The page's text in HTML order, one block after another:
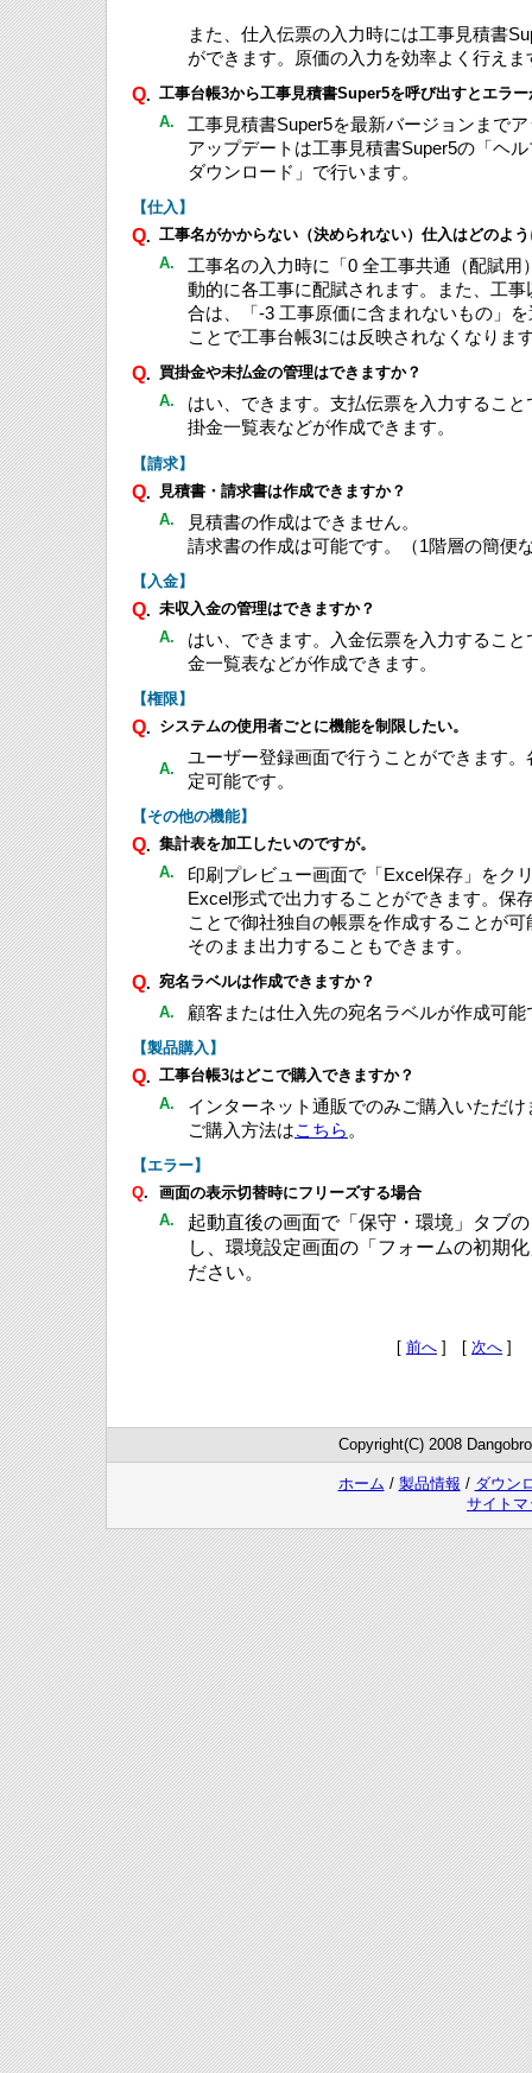
また、仕入伝票の入力時には工事見積書
ができます。原価の入力を効率よく行えま
Q. 工事台帳3から工事見積書Super5を呼び出すとエラー
A.
工事見積書Super5を最新バージョンまで
アップデートは工事見積書Super5の「ヘ
ダウンロード」で行います。
【仕入】
Q. 工事名がかからない（決められない）仕入はどのよ
A.
工事名の入力時に「0 全工事共通（配賦用
動的に各工事に配賦されます。また、工
合は、「-3 工事原価に含まれないもの」
ことで工事台帳3には反映されなくなりま
Q. 買掛金や未払金の管理はできますか？
A.
はい、できます。支払伝票を入力するこ
掛金一覧表などが作成できます。
【請求】
Q.
見積書・請求書は作成できますか？
A.
見積書の作成はできません。
請求書の作成は可能です。（1階層の簡便
【入金】
Q. 未収入金の管理はできますか？
A.
はい、できます。入金伝票を入力するこ
金一覧表などが作成できます。
【権限】
Q. システムの使用者ごとに機能を制限したい。
A.
ユーザー登録画面で行うことができます
定可能です。
【その他の機能】
Q. 集計表を加工したいのですが。
A.
印刷プレビュー画面で「Excel保存」をク
Excel形式で出力することができます。保
ことで御社独自の帳票を作成することが
そのまま出力することもできます。
Q. 宛名ラベルは作成できますか？
A.
顧客または仕入先の宛名ラベルが作成可能
【製品購入】
Q. 工事台帳3はどこで購入できますか？
A.
インターネット通販でのみご購入いただけ
ご購入方法はこちら 。
【エラー】
Q.
画面の表示切替時にフリーズする場合
A.
起動直後の画面で「保守・環境」タブ
し、環境設定画面の「フォームの初期
ださい。
[ 前へ ] [ 次へ ]
Copyright(C) 2008
ホーム / 製品情報 / ダウン
サイトマ